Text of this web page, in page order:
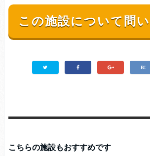
この施設について問
こちらの施設もおすすめです